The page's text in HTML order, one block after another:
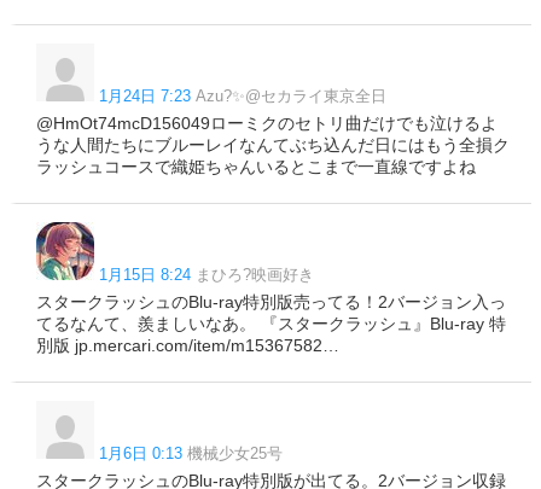
1月24日 7:23 Azu?✨@セカライ東京全日
@HmOt74mcD156049ローミクのセトリ曲だけでも泣けるよ
うな人間たちにブルーレイなんてぶち込んだ日にはもう全損ク
ラッシュコースで織姫ちゃんいるとこまで一直線ですよね
1月15日 8:24 まひろ?映画好き
スタークラッシュのBlu-ray特別版売ってる！2バージョン入っ
てるなんて、羨ましいなあ。 『スタークラッシュ』Blu-ray 特
別版 jp.mercari.com/item/m15367582…
1月6日 0:13 機械少女25号
スタークラッシュのBlu-ray特別版が出てる。2バージョン収録